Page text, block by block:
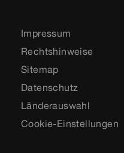
Impressum
Rechtshinweise
Sitemap
Datenschutz
Länderauswahl
Cookie-Einstellungen